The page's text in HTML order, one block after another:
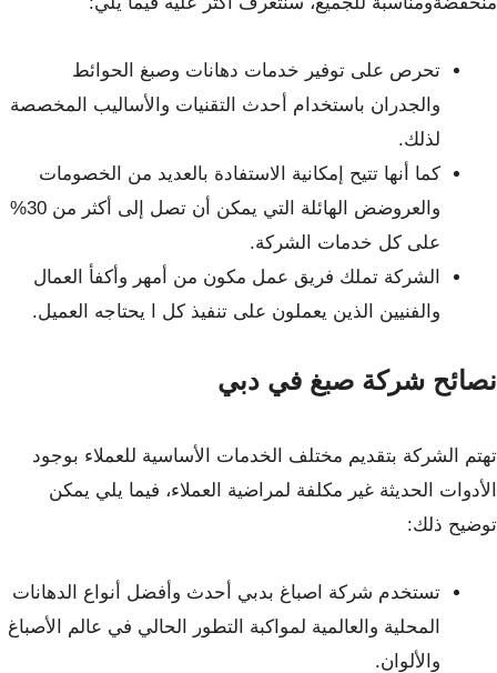
تحرص على توفير خدمات دهانات وصبغ الحوائط
والجدران باستخدام أحدث التقنيات والأساليب المخصصة
لذلك.
كما أنها تتيح إمكانية الاستفادة بالعديد من الخصومات
والعروضض الهائلة التي يمكن أن تصل إلى أكثر من 30%
على كل خدمات الشركة.
الشركة تملك فريق عمل مكون من أمهر وأكفأ العمال
والفنيين الذين يعملون على تنفيذ كل ا يحتاجه العميل.
نصائح شركة صبغ في دبي
تهتم الشركة بتقديم مختلف الخدمات الأساسية للعملاء بوجود
الأدوات الحديثة غير مكلفة لمراضية العملاء، فيما يلي يمكن
توضيح ذلك:
تستخدم شركة اصباغ بدبي أحدث وأفضل أنواع الدهانات
المحلية والعالمية لمواكبة التطور الحالي في عالم الأصباغ
والألوان.